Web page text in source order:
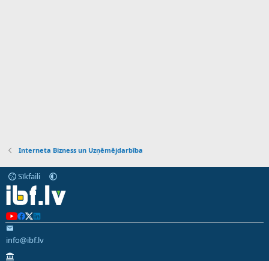
Interneta Bizness un Uzņēmējdarbība
Sīkfaili
info@ibf.lv